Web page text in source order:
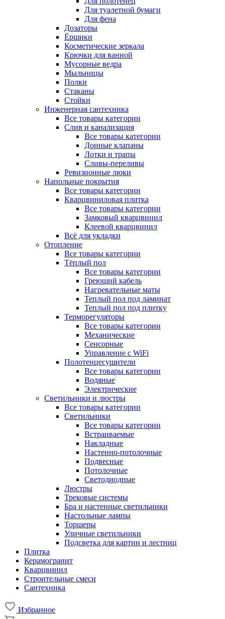
Для туалетной бумаги
Для фена
Дозаторы
Ёршики
Косметические зеркала
Крючки для ванной
Мусорные ведра
Мыльницы
Полки
Стаканы
Стойки
Инженерная сантехника
Все товары категории
Слив и канализация
Все товары категории
Донные клапаны
Лотки и трапы
Сливы-переливы
Ревизионные люки
Напольные покрытия
Все товары категории
Кварцвиниловая плитка
Все товары категории
Замковый кварцвинил
Клеевой кварцвинил
Всё для укладки
Отопление
Все товары категории
Тёплый пол
Все товары категории
Греющий кабель
Нагревательные маты
Теплый пол под ламинат
Теплый пол под плитку
Терморегуляторы
Все товары категории
Механические
Сенсорные
Управление с WiFi
Полотенцесушители
Все товары категории
Водяные
Электрические
Светильники и люстры
Все товары категории
Светильники
Все товары категории
Встраиваемые
Накладные
Настенно-потолочные
Подвесные
Потолочные
Светодиодные
Люстры
Трековые системы
Бра и настенные светильники
Настольные лампы
Торшеры
Уличные светильники
Подсветка для картин и лестниц
Плитка
Керамогранит
Кварцвинил
Строительные смеси
Сантехника
Избранное